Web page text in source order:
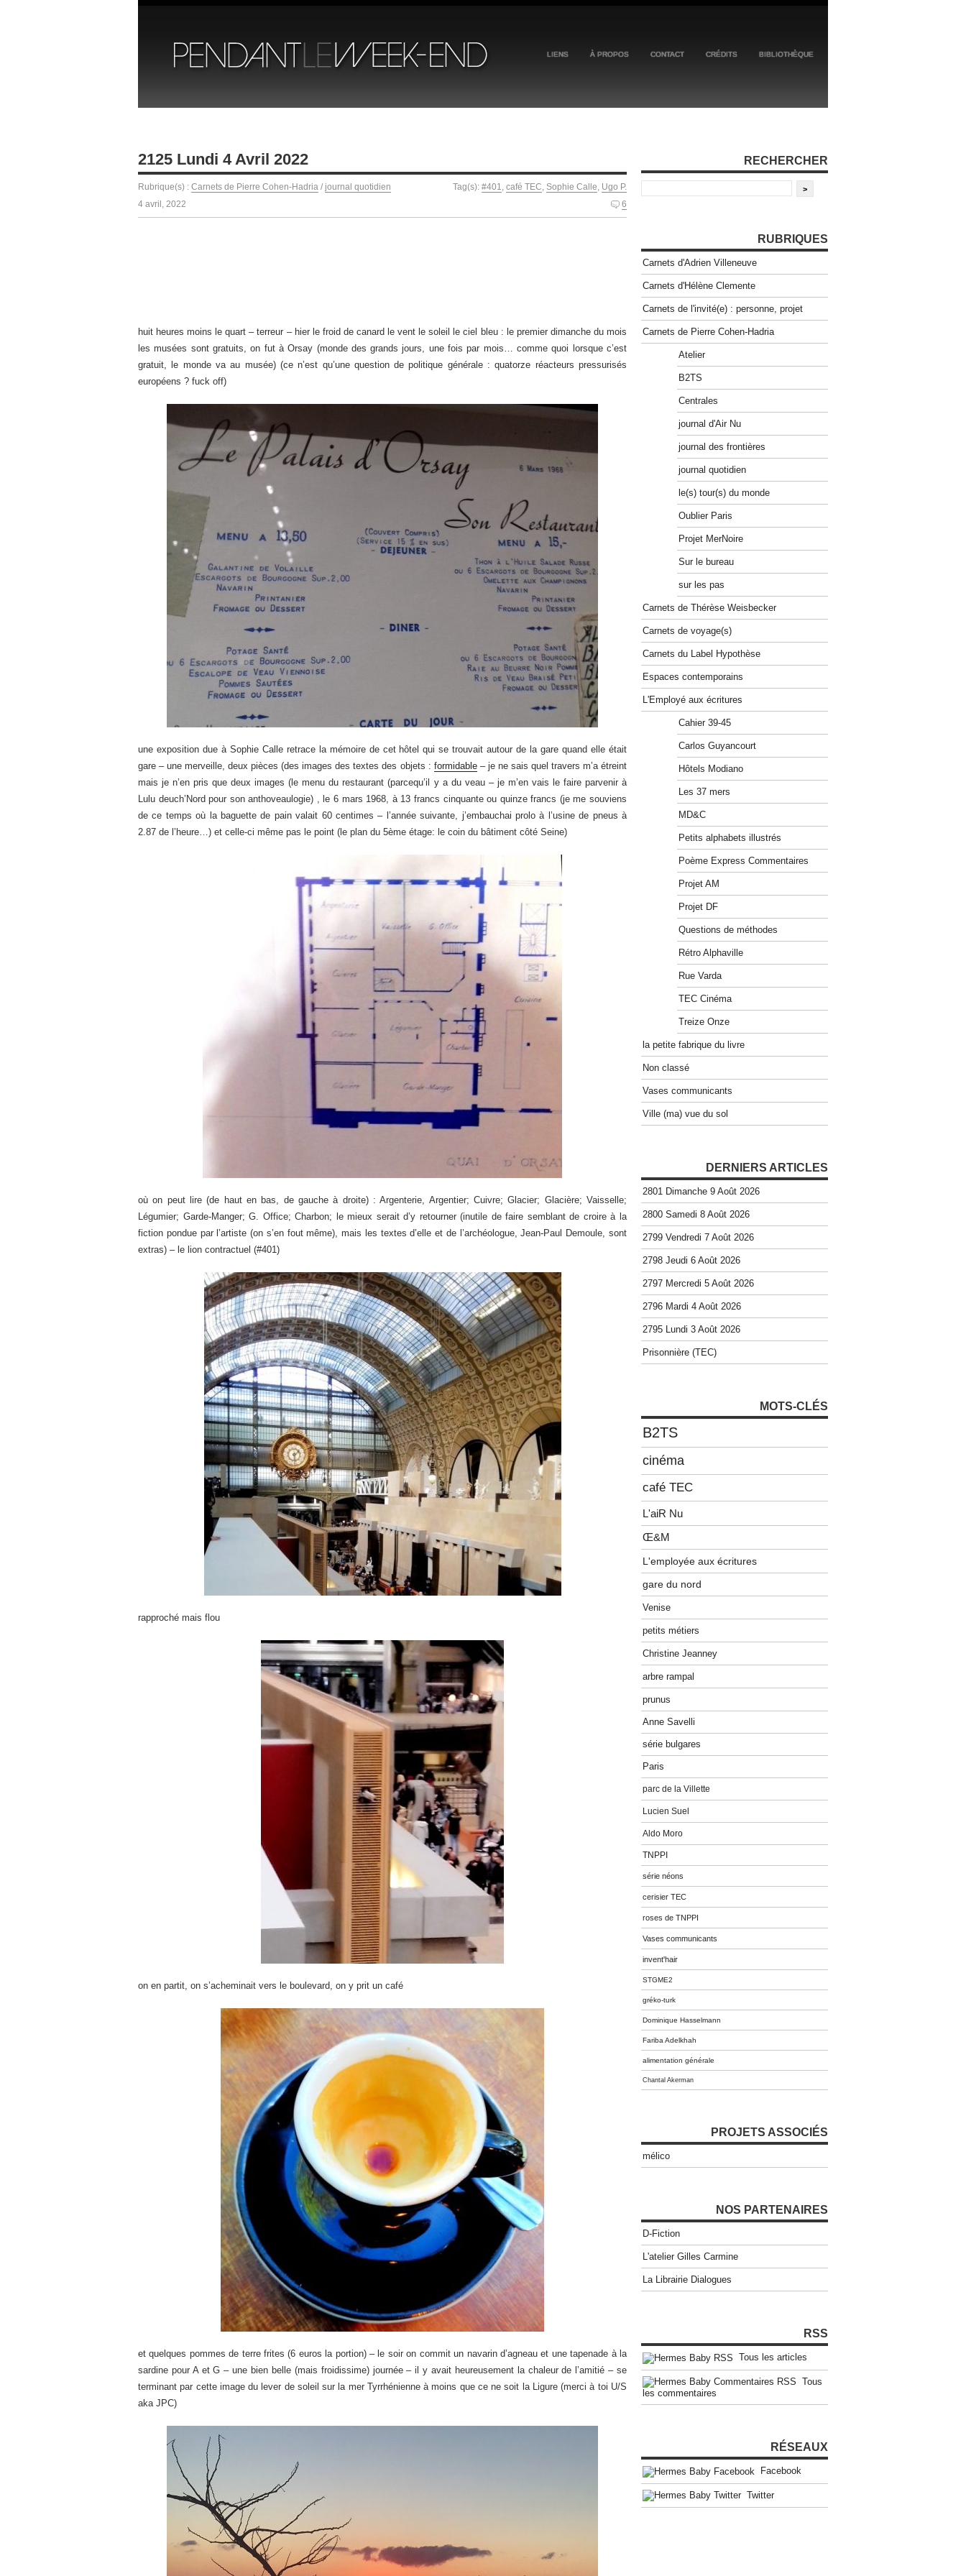
LIENS À PROPOS CONTACT CRÉDITS BIBLIOTHÈQUE
2125 Lundi 4 Avril 2022
Rubrique(s) : Carnets de Pierre Cohen-Hadria / journal quotidien Tag(s): #401, café TEC, Sophie Calle, Ugo P.
4 avril, 2022
6
huit heures moins le quart – terreur – hier le froid de canard le vent le soleil le ciel bleu : le premier dimanche du mois
les musées sont gratuits, on fut à Orsay (monde des grands jours, une fois par mois… comme quoi lorsque c’est
gratuit, le monde va au musée) (ce n’est qu’une question de politique générale : quatorze réacteurs pressurisés
européens ? fuck off)
une exposition due à Sophie Calle retrace la mémoire de cet hôtel qui se trouvait autour de la gare quand elle était
gare – une merveille, deux pièces (des images des textes des objets : formidable– je ne sais quel travers m’a étreint
mais je n’en pris que deux images (le menu du restaurant (parcequ’il y a du veau – je m’en vais le faire parvenir à
Lulu deuch’Nord pour son anthoveaulogie) , le 6 mars 1968, à 13 francs cinquante ou quinze francs (je me souviens
de ce temps où la baguette de pain valait 60 centimes – l’année suivante, j’embauchai prolo à l’usine de pneus à
2.87 de l’heure…) et celle-ci même pas le point (le plan du 5ème étage: le coin du bâtiment côté Seine)
où on peut lire (de haut en bas, de gauche à droite) : Argenterie, Argentier; Cuivre; Glacier; Glacière; Vaisselle;
Légumier; Garde-Manger; G. Office; Charbon; le mieux serait d’y retourner (inutile de faire semblant de croire à la
fiction pondue par l’artiste (on s’en fout même), mais les textes d’elle et de l’archéologue, Jean-Paul Demoule, sont
extras) – le lion contractuel (#401)
rapproché mais flou
on en partit, on s’acheminait vers le boulevard, on y prit un café
et quelques pommes de terre frites (6 euros la portion) – le soir on commit un navarin d’agneau et une tapenade à la
sardine pour A et G – une bien belle (mais froidissime) journée – il y avait heureusement la chaleur de l’amitié – se
terminant par cette image du lever de soleil sur la mer Tyrrhénienne à moins que ce ne soit la Ligure (merci à toi U/S
aka JPC)
RECHERCHER
RUBRIQUES
Carnets d'Adrien Villeneuve
Carnets d'Hélène Clemente
Carnets de l'invité(e) : personne, projet
Carnets de Pierre Cohen-Hadria
Atelier
B2TS
Centrales
journal d'Air Nu
journal des frontières
journal quotidien
le(s) tour(s) du monde
Oublier Paris
Projet MerNoire
Sur le bureau
sur les pas
Carnets de Thérèse Weisbecker
Carnets de voyage(s)
Carnets du Label Hypothèse
Espaces contemporains
L'Employé aux écritures
Cahier 39-45
Carlos Guyancourt
Hôtels Modiano
Les 37 mers
MD&C
Petits alphabets illustrés
Poème Express Commentaires
Projet AM
Projet DF
Questions de méthodes
Rétro Alphaville
Rue Varda
TEC Cinéma
Treize Onze
la petite fabrique du livre
Non classé
Vases communicants
Ville (ma) vue du sol
DERNIERS ARTICLES
2801 Dimanche 9 Août 2026
2800 Samedi 8 Août 2026
2799 Vendredi 7 Août 2026
2798 Jeudi 6 Août 2026
2797 Mercredi 5 Août 2026
2796 Mardi 4 Août 2026
2795 Lundi 3 Août 2026
Prisonnière (TEC)
MOTS-CLÉS
B2TS
cinéma
café TEC
L'aiR Nu
Œ&M
L'employée aux écritures
gare du nord
Venise
petits métiers
Christine Jeanney
arbre rampal
prunus
Anne Savelli
série bulgares
Paris
parc de la Villette
Lucien Suel
Aldo Moro
TNPPI
série néons
cerisier TEC
roses de TNPPI
Vases communicants
invent'hair
STGME2
gréko-turk
Dominique Hasselmann
Fariba Adelkhah
alimentation générale
Chantal Akerman
PROJETS ASSOCIÉS
mélico
NOS PARTENAIRES
D-Fiction
L'atelier Gilles Carmine
La Librairie Dialogues
RSS
Tous les articles
Tous
les commentaires
RÉSEAUX
Facebook
Twitter